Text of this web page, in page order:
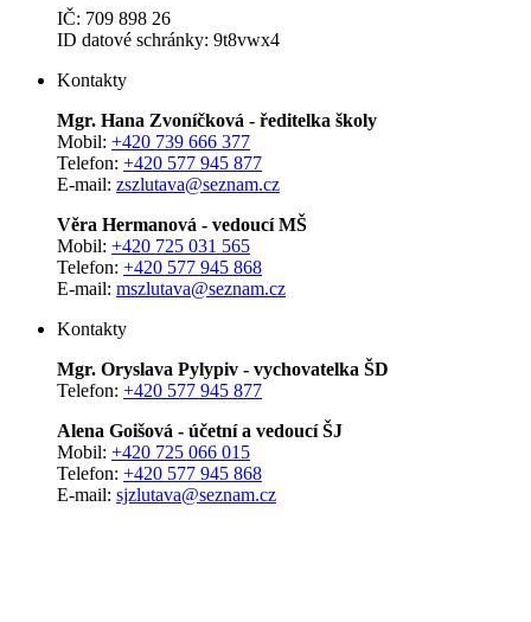
IČ: 709 898 26
ID datové schránky: 9t8vwx4
Kontakty
Mgr. Hana Zvoníčková - ředitelka školy
Mobil: +420 739 666 377
Telefon: +420 577 945 877
E-mail: zszlutava@seznam.cz
Věra Hermanová - vedoucí MŠ
Mobil: +420 725 031 565
Telefon: +420 577 945 868
E-mail: mszlutava@seznam.cz
Kontakty
Mgr. Oryslava Pylypiv - vychovatelka ŠD
Telefon: +420 577 945 877
Alena Goišová - účetní a vedoucí ŠJ
Mobil: +420 725 066 015
Telefon: +420 577 945 868
E-mail: sjzlutava@seznam.cz